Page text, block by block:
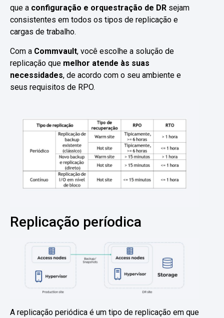
que a configuração e orquestração de DR sejam
consistentes em todos os tipos de replicação e
cargas de trabalho.
Com a Commvault, você escolhe a solução de
replicação que melhor atende às suas
necessidades, de acordo com o seu ambiente e
seus requisitos de RPO.
Replicação períodica
A replicação periódica é um tipo de replicação em que